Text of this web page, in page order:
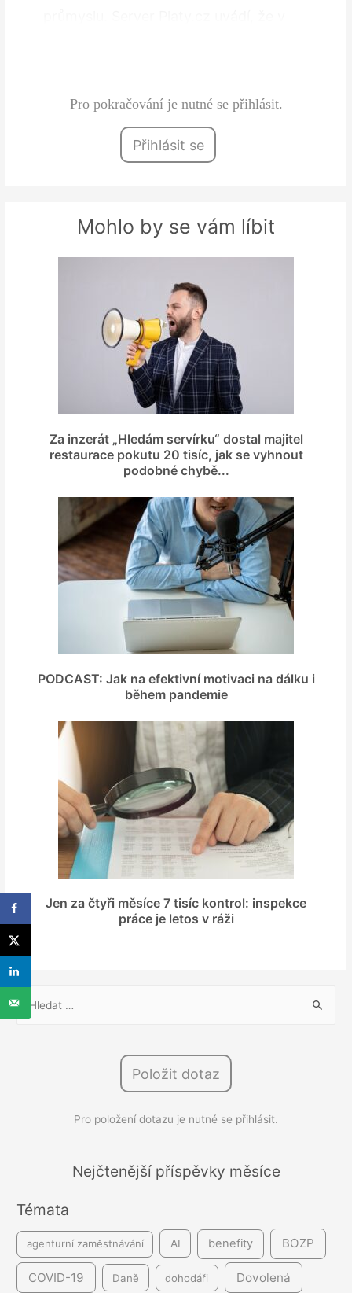
Pro pokračování je nutné se přihlásit.
Přihlásit se
Mohlo by se vám líbit
Za inzerát „Hledám servírku“ dostal majitel
restaurace pokutu 20 tisíc, jak se vyhnout
podobné chybě...
PODCAST: Jak na efektivní motivaci na dálku i
během pandemie
Jen za čtyři měsíce 7 tisíc kontrol: inspekce
práce je letos v ráži
y
í
Položit dotaz
Pro položení dotazu je nutné se přihlásit.
Nejčtenější příspěvky měsíce
Témata
agenturní zaměstnávání AI benefity BOZP
COVID-19 Daně dohodáři Dovolená